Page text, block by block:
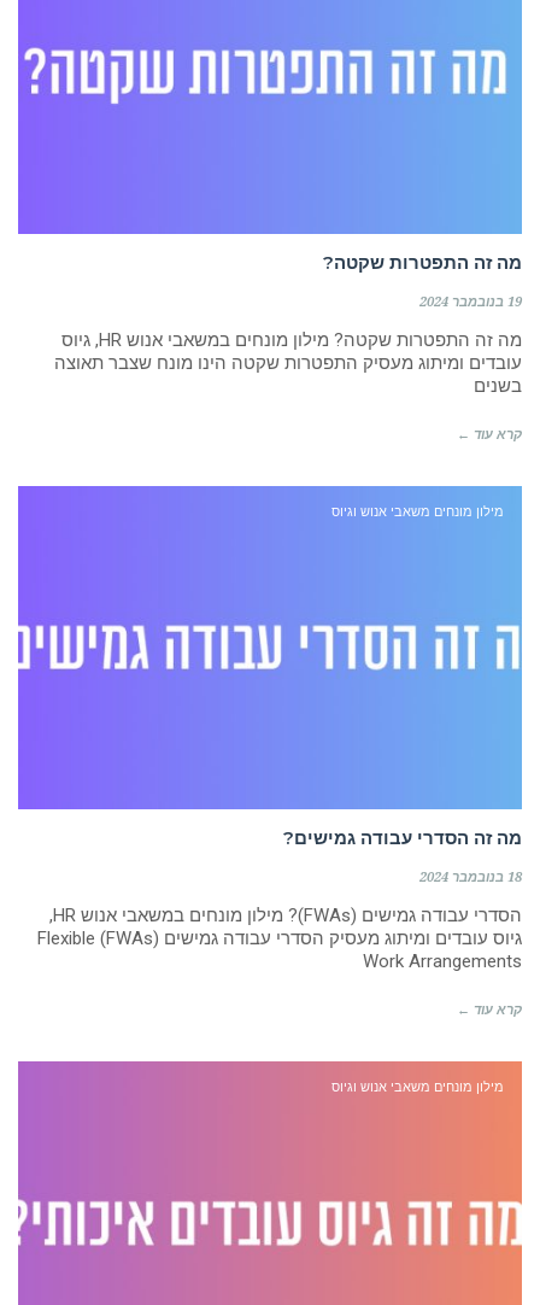
מה זה התפטרות שקטה?
19 בנובמבר 2024
מה זה התפטרות שקטה? מילון מונחים במשאבי אנוש HR, גיוס
עובדים ומיתוג מעסיק התפטרות שקטה הינו מונח שצבר תאוצה
בשנים
קרא עוד ←
מילון מונחים משאבי אנוש וגיוס
מה זה הסדרי עבודה גמישים?
18 בנובמבר 2024
הסדרי עבודה גמישים (FWAs)? מילון מונחים במשאבי אנוש HR,
גיוס עובדים ומיתוג מעסיק הסדרי עבודה גמישים (FWAs) Flexible
Work Arrangements
קרא עוד ←
מילון מונחים משאבי אנוש וגיוס